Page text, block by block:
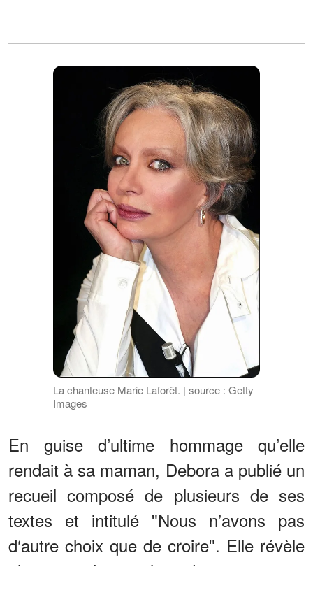
La chanteuse Marie Laforêt. | source : Getty
Images
En guise d’ultime hommage qu’elle
rendait à sa maman, Debora a publié un
recueil composé de plusieurs de ses
textes et intitulé ʺNous n’avons pas
d‘autre choix que de croireʺ. Elle révèle
alors que c’est un livre dont sa maman